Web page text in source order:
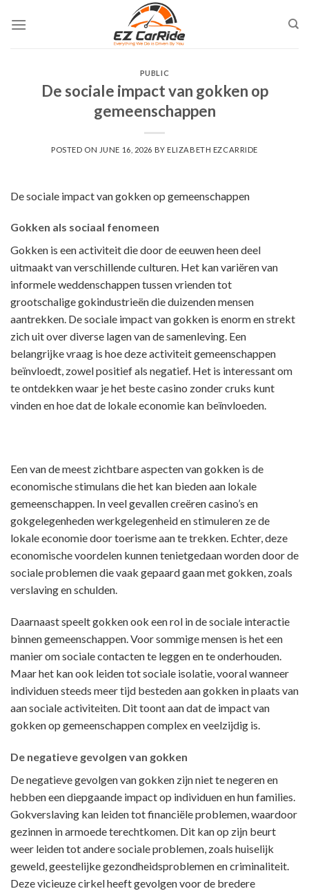
PUBLIC
De sociale impact van gokken op
gemeenschappen
POSTED ON JUNE 16, 2026 BY ELIZABETH EZCARRIDE
De sociale impact van gokken op gemeenschappen
Gokken als sociaal fenomeen
Gokken is een activiteit die door de eeuwen heen deel
uitmaakt van verschillende culturen. Het kan variëren van
informele weddenschappen tussen vrienden tot
grootschalige gokindustrieën die duizenden mensen
aantrekken. De sociale impact van gokken is enorm en strekt
zich uit over diverse lagen van de samenleving. Een
belangrijke vraag is hoe deze activiteit gemeenschappen
beïnvloedt, zowel positief als negatief. Het is interessant om
te ontdekken waar je het beste casino zonder cruks kunt
vinden en hoe dat de lokale economie kan beïnvloeden.
Een van de meest zichtbare aspecten van gokken is de
economische stimulans die het kan bieden aan lokale
gemeenschappen. In veel gevallen creëren casino’s en
gokgelegenheden werkgelegenheid en stimuleren ze de
lokale economie door toerisme aan te trekken. Echter, deze
economische voordelen kunnen tenietgedaan worden door de
sociale problemen die vaak gepaard gaan met gokken, zoals
verslaving en schulden.
Daarnaast speelt gokken ook een rol in de sociale interactie
binnen gemeenschappen. Voor sommige mensen is het een
manier om sociale contacten te leggen en te onderhouden.
Maar het kan ook leiden tot sociale isolatie, vooral wanneer
individuen steeds meer tijd besteden aan gokken in plaats van
aan sociale activiteiten. Dit toont aan dat de impact van
gokken op gemeenschappen complex en veelzijdig is.
De negatieve gevolgen van gokken
De negatieve gevolgen van gokken zijn niet te negeren en
hebben een diepgaande impact op individuen en hun families.
Gokverslaving kan leiden tot financiële problemen, waardoor
gezinnen in armoede terechtkomen. Dit kan op zijn beurt
weer leiden tot andere sociale problemen, zoals huiselijk
geweld, geestelijke gezondheidsproblemen en criminaliteit.
Deze vicieuze cirkel heeft gevolgen voor de bredere